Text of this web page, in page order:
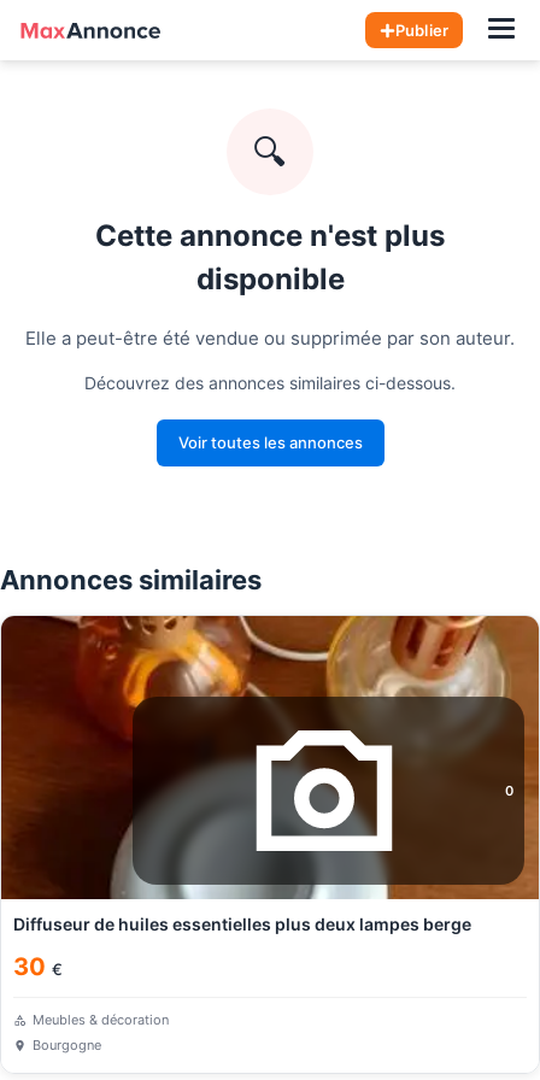
Publier
🔍
Cette annonce n'est plus
disponible
Elle a peut-être été vendue ou supprimée par son auteur.
Découvrez des annonces similaires ci-dessous.
Voir toutes les annonces
Annonces similaires
0
Diffuseur de huiles essentielles plus deux lampes berge
30 €
Meubles & décoration
Bourgogne